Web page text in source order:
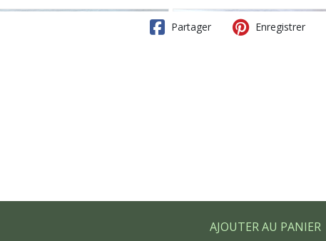
Partager Enregistrer
AJOUTER AU PANIER